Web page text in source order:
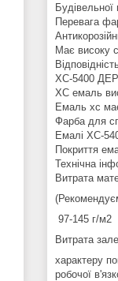
Будівельної
Перевага
Має високу
ХС-5400
ХС емаль
Емаль хс
Фарба для
Емалі ХС-
Покриття
Технічна
Витрата
97-145 г/м2
Витрата
характеру
робочої